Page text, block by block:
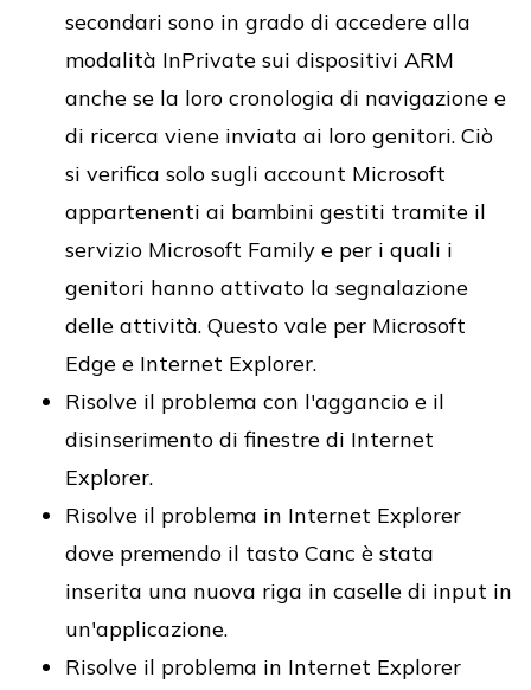
secondari sono in grado di accedere alla
modalità InPrivate sui dispositivi ARM
anche se la loro cronologia di navigazione e
di ricerca viene inviata ai loro genitori. Ciò
si verifica solo sugli account Microsoft
appartenenti ai bambini gestiti tramite il
servizio Microsoft Family e per i quali i
genitori hanno attivato la segnalazione
delle attività. Questo vale per Microsoft
Edge e Internet Explorer.
Risolve il problema con l'aggancio e il
disinserimento di finestre di Internet
Explorer.
Risolve il problema in Internet Explorer
dove premendo il tasto Canc è stata
inserita una nuova riga in caselle di input in
un'applicazione.
Risolve il problema in Internet Explorer